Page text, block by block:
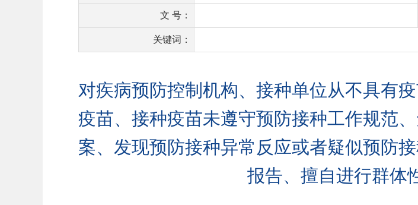
文 号：
关键词：
对疾病预防控制机构、接种单位从不具有
疫苗、接种疫苗未遵守预防接种工作规范
案、发现预防接种异常反应或者疑似预防
报告、擅自进行群体